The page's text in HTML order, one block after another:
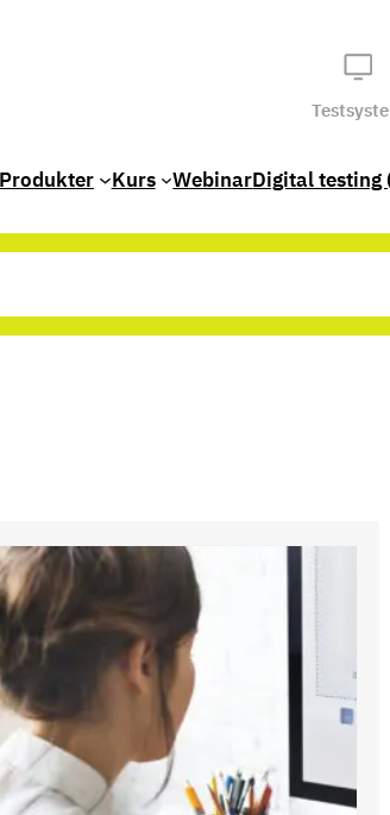
Produkter Kurs WebinarDigital testing